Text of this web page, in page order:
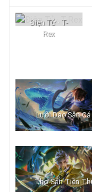
Điện Tử · T-
Rex
Lưỡi Dao Săn Cá
Thợ Săn Tiền